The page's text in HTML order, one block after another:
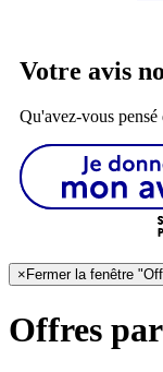
Votre avis
Qu'avez-vous
× Fermer la fenêtre
Offres